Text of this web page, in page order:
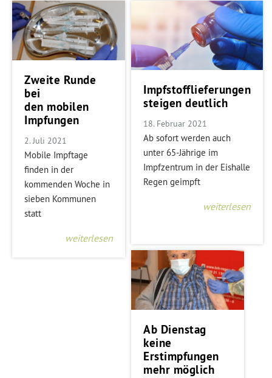
Zweite Runde
bei
den mobilen
Impfungen
2. Juli 2021
Mobile Impftage
finden in der
kommenden Woche in
sieben Kommunen
statt
weiterlesen
Impfstofflieferungen
steigen deutlich
18. Februar 2021
Ab sofort werden auch
unter 65-Jährige im
Impfzentrum in der Eishalle
Regen geimpft
weiterlesen
Ab Dienstag
keine
Erstimpfungen
mehr möglich